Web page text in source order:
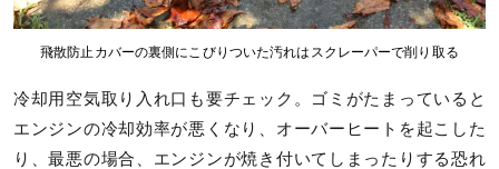
飛散防止カバーの裏側にこびりついた汚れはスクレーパーで削り取る
冷却用空気取り入れ口も要チェック。ゴミがたまっていると
エンジンの冷却効率が悪くなり、オーバーヒートを起こした
り、最悪の場合、エンジンが焼き付いてしまったりする恐れ